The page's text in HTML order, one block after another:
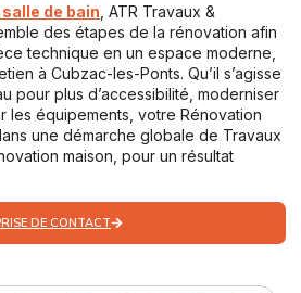
de bain , ATR Travaux &
des étapes de la rénovation afin
technique en un espace moderne,
à Cubzac-les-Ponts. Qu’il s’agisse
pour plus d’accessibilité, moderniser
les équipements, votre Rénovation
une démarche globale de Travaux
maison, pour un résultat
DE CONTACT